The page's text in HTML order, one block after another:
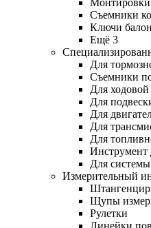
Съемники
Ключи
Ещё 3
Для
Съемники
Для ходовой
Для
Для
Для
Для
Инструмент
Для
Измерительный
Щупы
Рулетки